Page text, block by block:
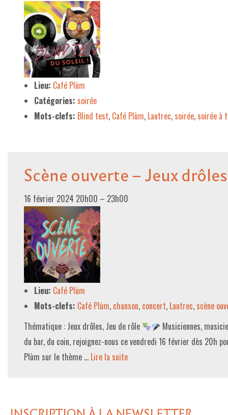
Lieu: Café Plùm
Catégories: soirée
Mots-clefs: Blind test, Café Plùm, Lautrec, soirée, soirée à
Scène ouverte – Jeux
16 février 2024 20h00 – 23h00
Lieu: Café Plùm
Mots-clefs: Café Plùm, chanson, concert, Lautrec, scène
Thématique : Jeux drôles, Jeu de rôle
Musiciennes,
du bar, du coin, rejoignez-nous ce vendredi 16 février dès 20h
Plùm sur le thème … Lire la suite­­